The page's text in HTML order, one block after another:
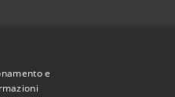
e